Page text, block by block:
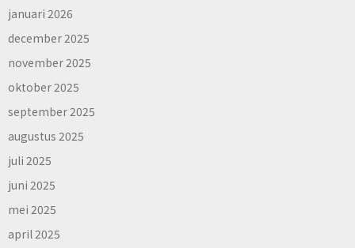
januari 2026
december 2025
november 2025
oktober 2025
september 2025
augustus 2025
juli 2025
juni 2025
mei 2025
april 2025